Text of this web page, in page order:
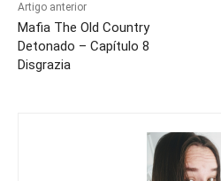
Artigo anterior
Mafia The Old Country
Detonado – Capítulo 8
Disgrazia